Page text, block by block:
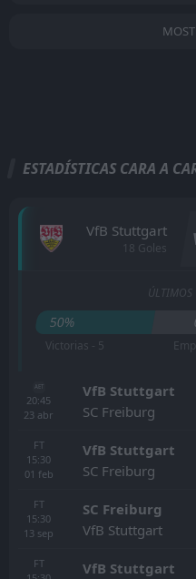
ESTADÍSTICAS CARA A
VfB Stuttgart
18 Goles
ÚLTIMOS
50%
Victorias - 5
AET
20:45
23 abr
VfB Stuttgart
SC Freiburg
FT
15:30
01 feb
VfB Stuttgart
SC Freiburg
FT
15:30
13 sep
SC Freiburg
VfB Stuttgart
FT
VfB Stuttgart